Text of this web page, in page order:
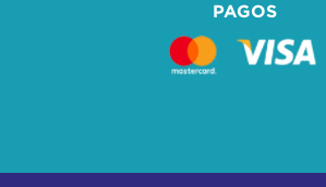
PAGOS